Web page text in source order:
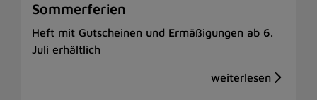
Sommerferien
Heft mit Gutscheinen und Ermäßigungen ab 6.
Juli erhältlich